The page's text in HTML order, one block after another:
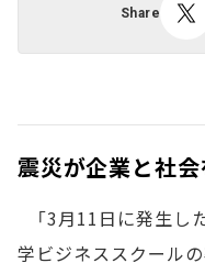
Share
震災が企業と社
「3月11日に発生し
学ビジネススクール